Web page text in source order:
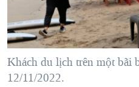
SỨC KHOẺ
VĂN HOÁ
THỂ THAO
GIÁO DỤC
NGÀY TỊ NẠN THẾ GIỚI
TRỊNH VĨNH BÌNH - NGƯỜI
GROUND ZERO – XƯA VÀ
CHI PHÍ CHIẾN TRANH
Ngôn ngữ khác
Khách du lịch trên một bãi
12/11/2022.